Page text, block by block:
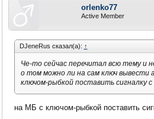
orlenko77
Active Member
DJeneRus сказал(а): ↑
Че-то сейчас перечитал всю тему и
о том можно ли на сам ключ вывести
ключом-рыбкой поставить сигналку
на МБ с ключом-рыбкой поставить